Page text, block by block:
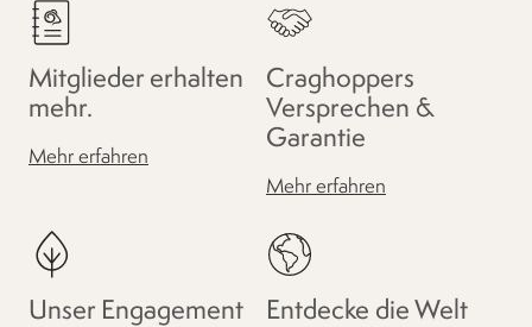
Mitglieder erhalten
mehr.
Mehr erfahren
Craghoppers
Versprechen &
Garantie
Mehr erfahren
Unser Engagement
Entdecke die Welt